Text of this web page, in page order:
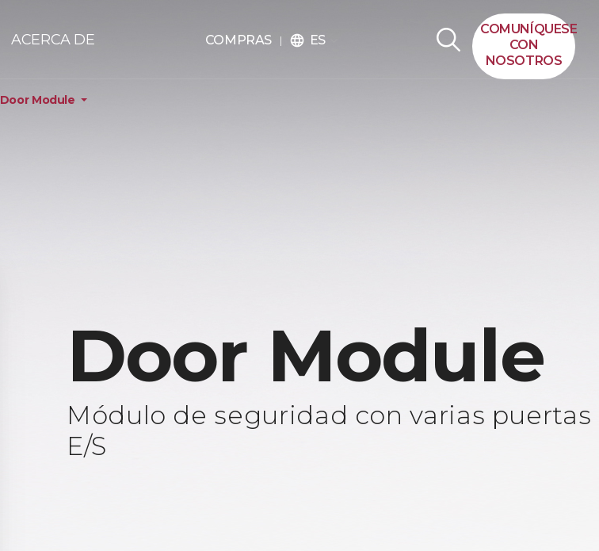
ACERCA DE COMPRAS language ES
COMUNÍQUESE
CON
NOSOTROS
Door Module
Módulo de seguridad con varias puertas
E/S
Door Module